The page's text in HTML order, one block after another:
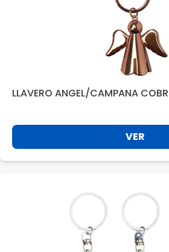
LLAVERO ANGEL/CAMPANA
VER